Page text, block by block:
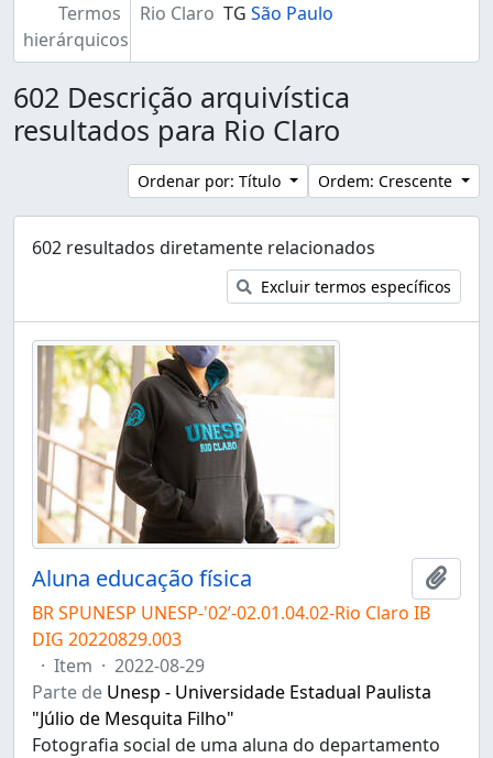
Termos
hierárquicos
Rio Claro TG São Paulo
602 Descrição arquivística
resultados para Rio Claro
Ordenar por: Título Ordem: Crescente
602 resultados diretamente relacionados
Excluir termos específicos
Aluna educação física
BR SPUNESP UNESP-'02’-02.01.04.02-Rio Claro IB
DIG 20220829.003
· Item · 2022-08-29
Parte de Unesp - Universidade Estadual Paulista
"Júlio de Mesquita Filho"
Fotografia social de uma aluna do departamento